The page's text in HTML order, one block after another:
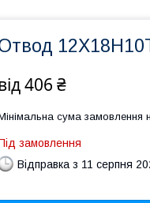
406 ₴
сума замовлення
замовлення
Відправка з 11 серпня